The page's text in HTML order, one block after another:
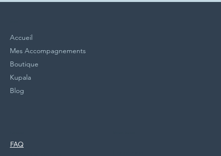
Accueil
Mes Accompagnements
Boutique
Kupala
Blog
FAQ